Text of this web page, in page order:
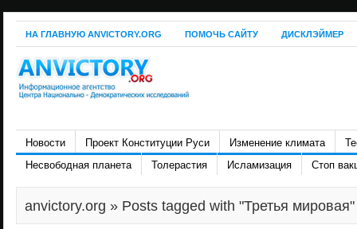
НА ГЛАВНУЮ ANVICTORY.ORG ПОМОЧЬ САЙТУ ДИСКЛЭЙМЕР
Новости Проект Конституции Руси Изменение климата
Несвободная планета
Толерастия Исламизация Стоп
anvictory.org » Posts tagged with "Третья мировая"